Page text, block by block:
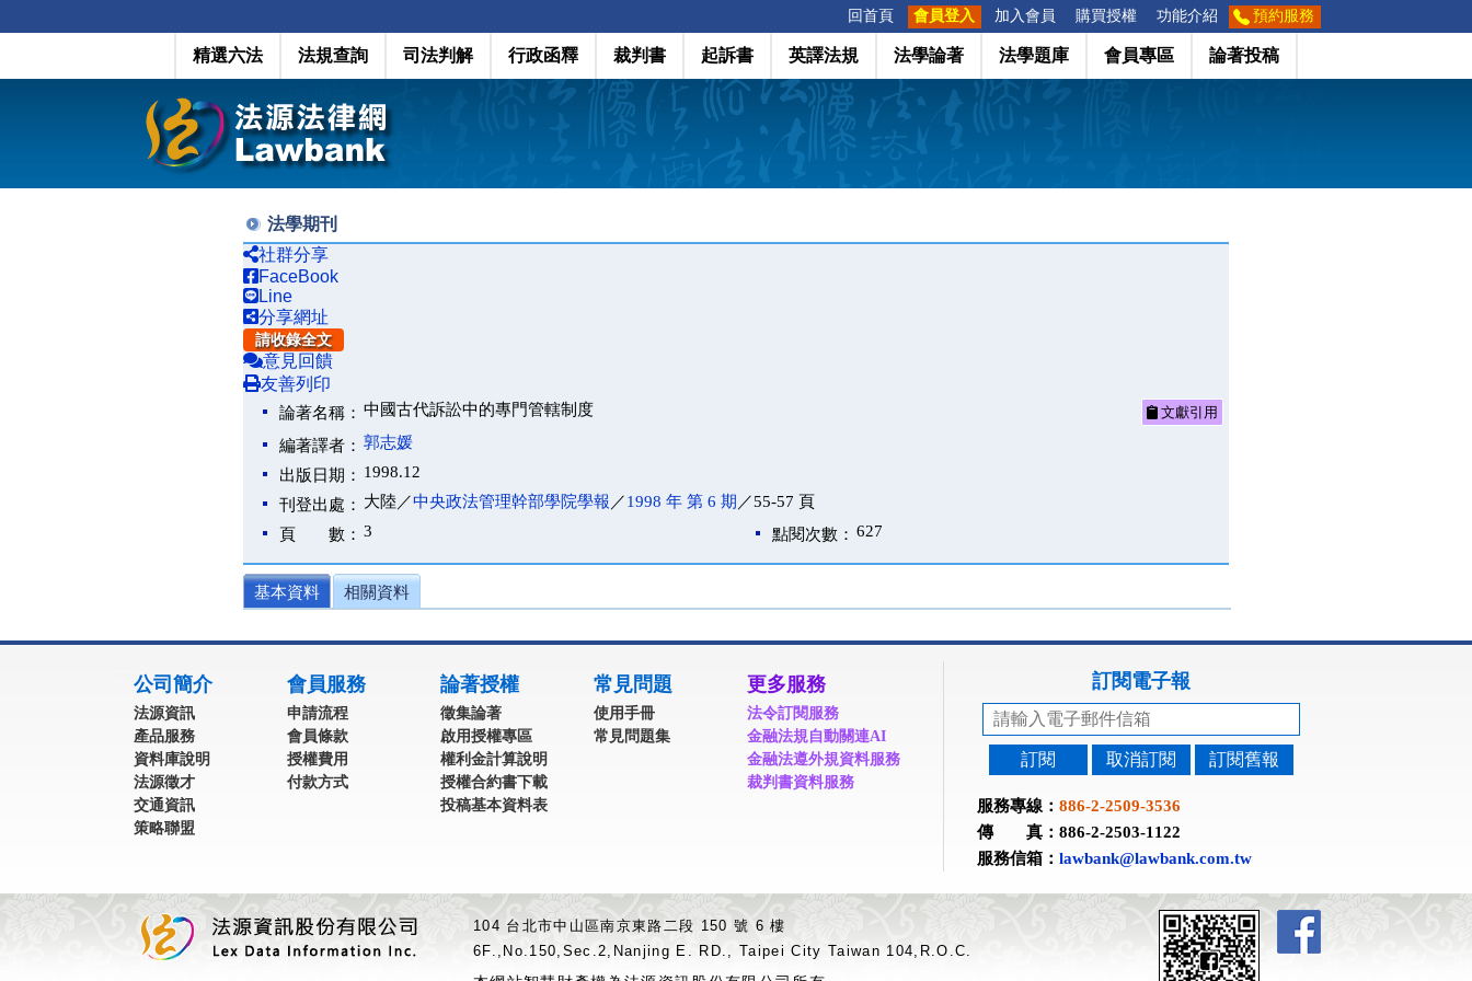
回首頁 會員登入 加入會員 購買授權 功能介紹 預約服務
精選六法 法規查詢 司法判解 行政函釋 裁判書 起訴書 英譯法規 法學論著 法學題庫 會員專區 論著投稿
法學期刊
社群分享
FaceBook
Line
分享網址
請收錄全文
意見回饋
友善列印
論著名稱： 中國古代訴訟中的專門管轄制度 文獻引用
編著譯者： 郭志媛
出版日期： 1998.12
刊登出處： 大陸／中央政法管理幹部學院學報 ／1998 年 第 6 期 ／55-57 頁
頁 數： 3 點閱次數： 627
基本資料 相關資料
公司簡介
法源資訊
產品服務
資料庫說明
法源徵才
交通資訊
策略聯盟
會員服務
申請流程
會員條款
授權費用
付款方式
論著授權
徵集論著
啟用授權專區
權利金計算說明
授權合約書下載
投稿基本資料表
常見問題
使用手冊
常見問題集
更多服務
法令訂閱服務
金融法規自動關連AI
金融法遵外規資料服務
裁判書資料服務
訂閱電子報
訂閱 取消訂閱 訂閱舊報
服務專線： 886-2-2509-3536
傳 真：886-2-2503-1122
服務信箱： lawbank@lawbank.com.tw
104 台北市中山區南京東路二段 150 號 6 樓
6F.,No.150,Sec.2,Nanjing E. RD., Taipei City Taiwan 104,R.O.C.